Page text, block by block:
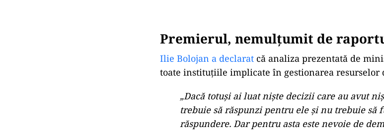
Premierul, nemulțumit de
Ilie Bolojan a declarat că analiza prezentată de
toate instituțiile implicate în gestionarea resurselor
„Dacă totuși ai luat niște decizii care au avut
trebuie să răspunzi pentru ele și nu trebuie să
răspundere. Dar pentru asta este nevoie de